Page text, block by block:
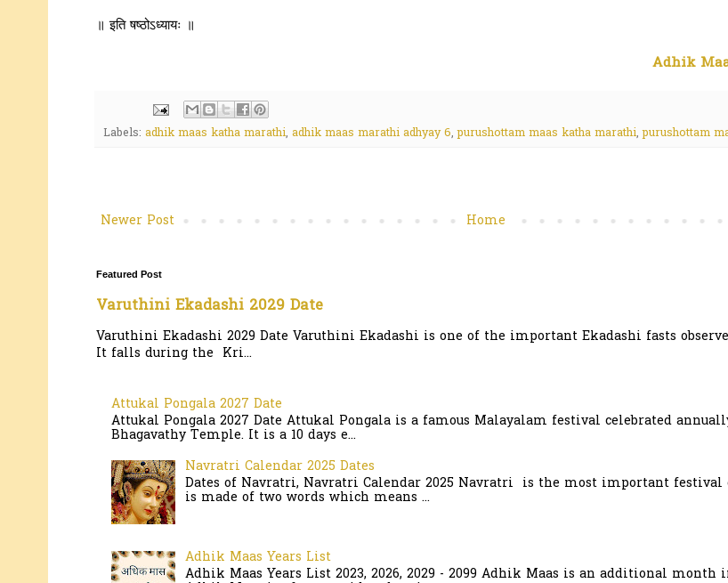
॥ इति षष्ठोऽध्यायः ॥
Adhik
Labels: adhik maas katha marathi, adhik maas marathi adhyay 6,purushottam maas katha marathi,purushottam
Newer Post Home
Featured Post
Varuthini Ekadashi 2029 Date
Varuthini Ekadashi 2029 Date Varuthini Ekadashi is one of the important Ekadashi fasts
It falls during the Kri...
Attukal Pongala 2027 Date
Attukal Pongala 2027 Date Attukal Pongala is a famous Malayalam festival celebrated
Bhagavathy Temple. It is a 10 days e...
Navratri Calendar 2025 Dates
Dates of Navratri, Navratri Calendar 2025 Navratri is the most important festival
is made of two words which means ...
Adhik Maas Years List
Adhik Maas Years List 2023, 2026, 2029 - 2099 Adhik Maas is an additional month